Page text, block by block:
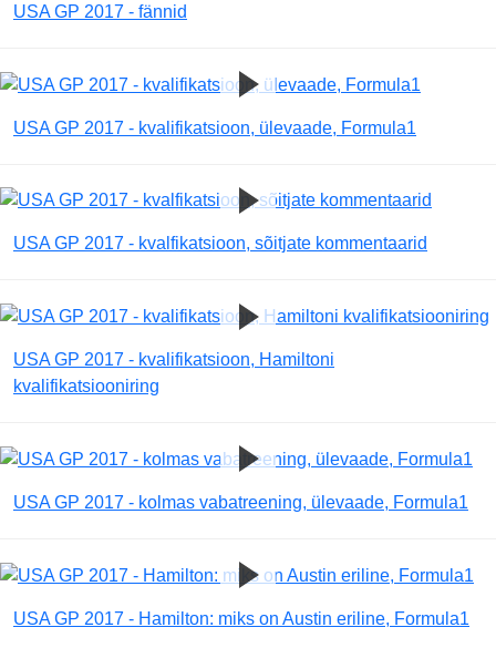
USA GP 2017 - fännid
USA GP 2017 - kvalifikatsioon, ülevaade, Formula1
USA GP 2017 - kvalfikatsioon, sõitjate kommentaarid
USA GP 2017 - kvalifikatsioon, Hamiltoni
kvalifikatsiooniring
USA GP 2017 - kolmas vabatreening, ülevaade, Formula1
USA GP 2017 - Hamilton: miks on Austin eriline, Formula1